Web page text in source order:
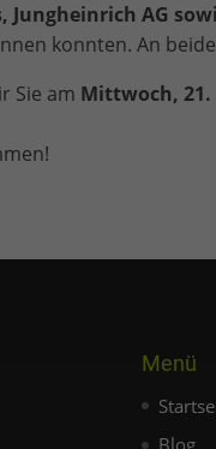
Jungheinrich AG
konnten. An
Sie am Mittwoch, 21.
Menü